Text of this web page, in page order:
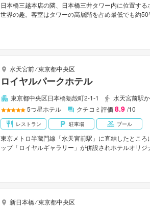
日本橋三越本店の隣、日本橋三井タワー内に位置す
世界の趣。客室はタワーの高層階を占め最低でも約
水天宮前⁄東京都中央区
ロイヤルパークホテル
東京都中央区日本橋蛎殻町2-1-1 水天宮前駅
5つ星ホテル クチコミ評価8.9 /10
レストラン 駐車場 プール
東京メトロ半蔵門線「水天宮前駅」に直結したとこ
ップ「ロイヤルギャラリー」が併設されホテルオリ
新日本橋⁄東京都中央区